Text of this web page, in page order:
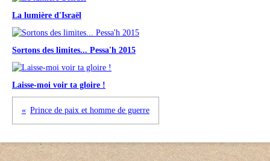
La lumière d'Israël
Sortons des limites... Pessa'h 2015
Laisse-moi voir ta gloire !
Prince de paix et homme de guerre